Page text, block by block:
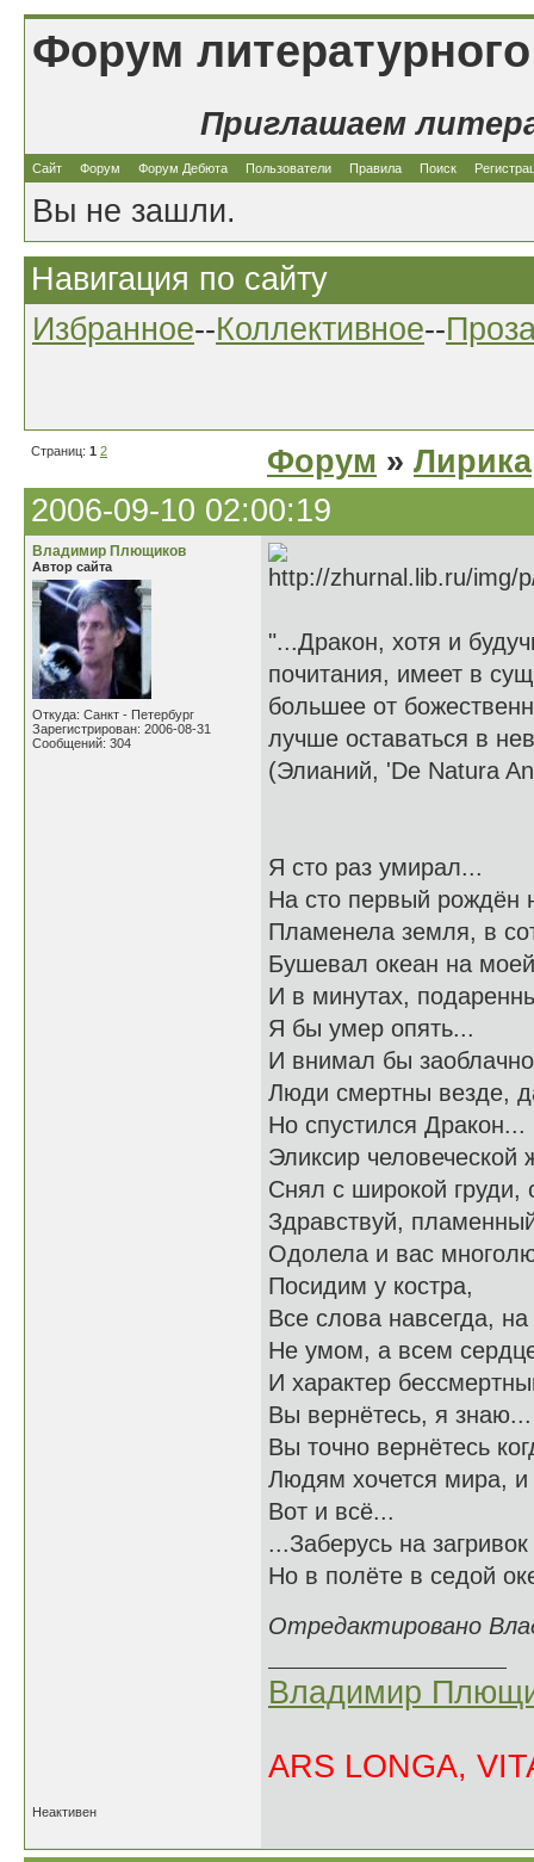
Форум
Приглашаем
Сайт Форум Форум Дебюта Пользователи Правила Поиск
Вы не зашли.
Навигация по сайту
Избранное--Коллективное--
Страниц: 1 2 Форум » Лирика
2006-09-10 02:00:19
Владимир Плющиков
Автор сайта
Откуда: Санкт - Петербург
Зарегистрирован: 2006-08-31
Сообщений: 304
"...Дракон, хотя и
почитания, имеет в
большее от
лучше оставаться в
(Элианий, 'De Natura
Я сто раз умирал...
На сто первый рождён
Пламенела земля, в
Бушевал океан на
И в минутах,
Я бы умер опять...
И внимал бы
Люди смертны везде,
Но спустился Дракон...
Эликсир человеческой
Снял с широкой груди,
Здравствуй,
Одолела и вас
Посидим у костра,
Все слова навсегда,
Не умом, а всем
И характер
Вы вернётесь, я знаю...
Вы точно вернётесь
Людям хочется мира,
Вот и всё...
...Заберусь на
Но в полёте в седой
Отредактировано
Владимир
ARS LONGA,
Неактивен